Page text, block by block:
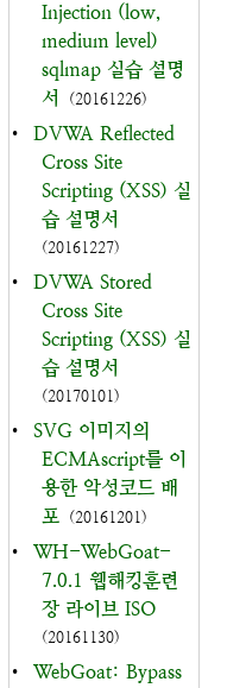
Injection (low,
medium level)
sqlmap 실습 설명
서
(20161226)
•
DVWA Reflected
Cross Site
Scripting (XSS) 실
습 설명서
(20161227)
•
DVWA Stored
Cross Site
Scripting (XSS) 실
습 설명서
(20170101)
•
SVG 이미지의
ECMAscript를 이
용한 악성코드 배
포 (20161201)
•
WH-WebGoat-
7.0.1 웹해킹훈련
장 라이브 ISO
(20161130)
•
WebGoat: Bypass